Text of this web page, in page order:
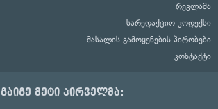
რეკლამა
სარედაქციო კოდექსი
მასალის გამოყენების პირობები
კონტაქტი
გაიგე მეტი პირველმა: